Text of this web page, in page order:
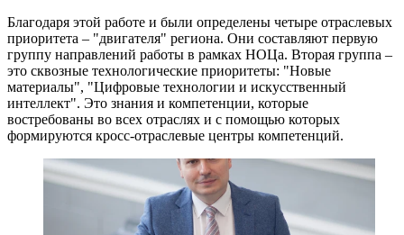
Благодаря этой работе и были определены четыре отраслевых
приоритета – "двигателя" региона. Они составляют первую
группу направлений работы в рамках НОЦа. Вторая группа –
это сквозные технологические приоритеты: "Новые
материалы", "Цифровые технологии и искусственный
интеллект". Это знания и компетенции, которые
востребованы во всех отраслях и с помощью которых
формируются кросс-отраслевые центры компетенций.